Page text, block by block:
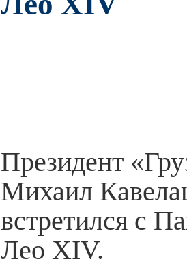
Президент
Михаил
встретился с
Лео XIV.